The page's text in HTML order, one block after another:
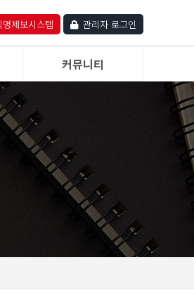
제보시스템 관리자 로그인
커뮤니티